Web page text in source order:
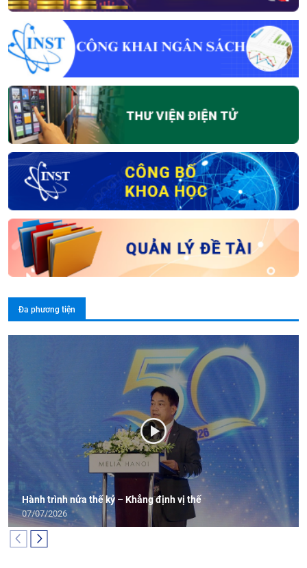
Đa phương tiện
Hành trình nửa thế kỷ – Khẳng định vị thế
07/07/2026